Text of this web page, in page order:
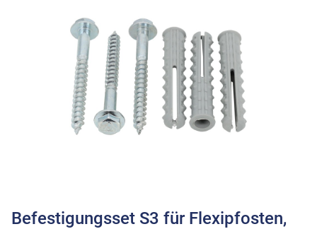
Befestigungsset S3 für Flexipfosten,